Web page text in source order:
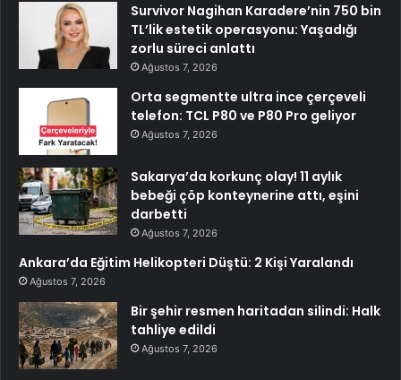
Survivor Nagihan Karadere’nin 750 bin
TL’lik estetik operasyonu: Yaşadığı
zorlu süreci anlattı
Ağustos 7, 2026
Orta segmentte ultra ince çerçeveli
telefon: TCL P80 ve P80 Pro geliyor
Ağustos 7, 2026
Sakarya’da korkunç olay! 11 aylık
bebeği çöp konteynerine attı, eşini
darbetti
Ağustos 7, 2026
Ankara’da Eğitim Helikopteri Düştü: 2 Kişi Yaralandı
Ağustos 7, 2026
Bir şehir resmen haritadan silindi: Halk
tahliye edildi
Ağustos 7, 2026